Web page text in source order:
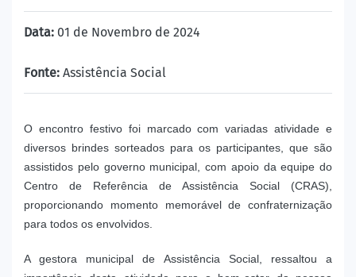
Data: 01 de Novembro de 2024
Fonte: Assistência Social
O encontro festivo foi marcado com variadas atividade e
diversos brindes sorteados para os participantes, que são
assistidos pelo governo municipal, com apoio da equipe do
Centro de Referência de Assistência Social (CRAS),
proporcionando momento memorável de confraternização
para todos os envolvidos.
A gestora municipal de Assistência Social, ressaltou a